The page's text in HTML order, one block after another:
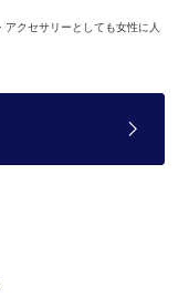
クセサリーとしても女性に人